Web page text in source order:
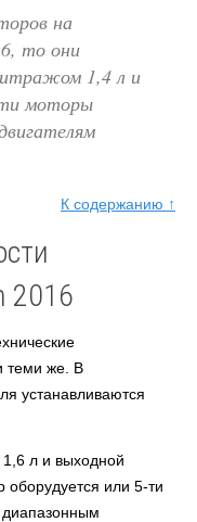
на
то они
1,4 л и
моторы
К содержанию ↑
2016
теми же. В
устанавливаются
л и выходной
или 5-ти